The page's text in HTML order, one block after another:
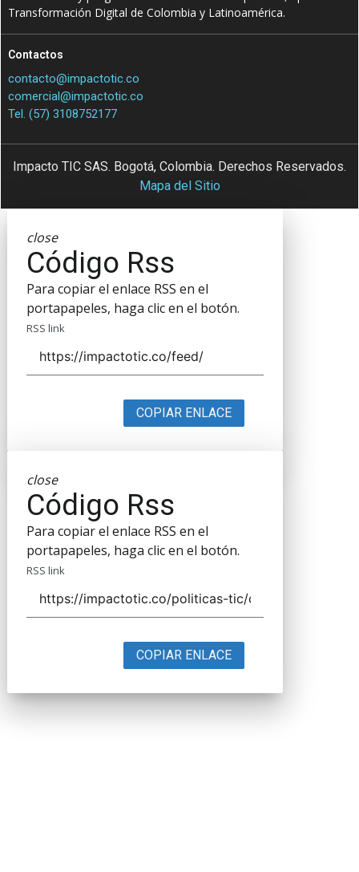
Transformación Digital de Colombia y Latinoamérica.
Contactos
contacto@impactotic.co
comercial@impactotic.co
Tel. (57) 3108752177
Impacto TIC SAS. Bogotá, Colombia. Derechos Reservados.
Mapa del Sitio
close
Código Rss
Para copiar el enlace RSS en el
portapapeles, haga clic en el botón.
RSS link
COPIAR ENLACE
close
Código Rss
Para copiar el enlace RSS en el
portapapeles, haga clic en el botón.
RSS link
COPIAR ENLACE